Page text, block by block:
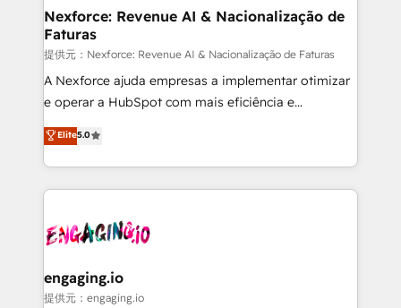
Station, Freshdesk, Intercom, and more. Custom
objects, automations, and integrations built for
growth. 🚀 AI-Driven GTM Orchestration Unify
HubSpot with LinkedIn, WhatsApp, email, paid
media, and AI voice to drive pipeline. 🤖 AI Custom
prospecting, follow-ups, service triage, and
knowledge retrieval—built in HubSpot. ⚡ Fast-Track
advanced optimization & adoption 📍 São Paulo, BR
• Des Moines, IA • New York, NY
Nexforce: Revenue AI & Nacionalização de
Faturas
提供元：Nexforce: Revenue AI & Nacionalização de Faturas
A Nexforce ajuda empresas a implementar otimizar
e operar a HubSpot com mais eficiência e
previsibilidade de receita. Combinamos Revenue
Operations (RevOps) e Inteligência Artificial para
estruturar processos integrar sistemas organizar
dados e automatizar operações. O objetivo é
operacional de receita conectando equipes
Também somos distribuidores oficiais da HubSpot
e de mais de 150 softwares globais permitindo
Elite5.0
engaging.io
提供元：engaging.io